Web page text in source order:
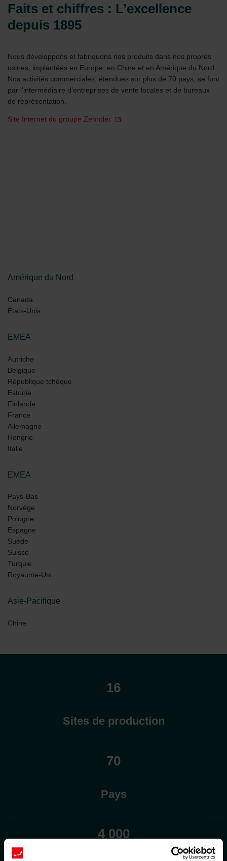
Faits et chiffres : L’excellence
depuis 1895
Nous développons et fabriquons nos produits dans nos propres
usines, implantées en Europe, en Chine et en Amérique du Nord.
Nos activités commerciales, étendues sur plus de 70 pays, se font
par l’intermédiaire d’entreprises de vente locales et de bureaux
de représentation.
Site Internet du groupe Zehnder
Amérique du Nord
Canada
États-Unis
EMEA
Autriche
Belgique
République tchèque
Estonie
Finlande
France
Allemagne
Hongrie
Italie
EMEA
Pays-Bas
Norvège
Pologne
Espagne
Suède
Suisse
Turquie
Royaume-Uni
Asie-Pacifique
Chine
16
Sites de production
70
Pays
4 000